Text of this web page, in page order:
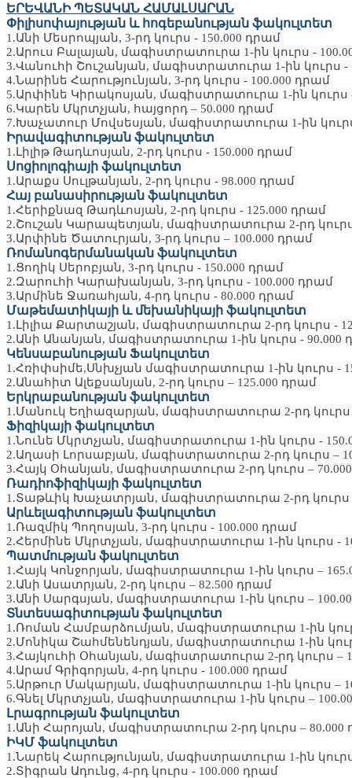
ԵՐԵՎԱՆԻ ՊԵՏԱԿԱՆ ՀԱՄԱԼՍԱՐԱՆ
Փիլիսոփայության և հոգեբանության ֆակուլտետ
1.Անի Մեսրոպյան, 3-րդ կուրս - 150.000 դրամ
2.Արուս Բալայան, մագիստրատուրա 1-ին կուրս -
3.Վանուհի Շուշանյան, մագիստրատուրա 1-ին կուրս -
4.Նարինե Հարությունյան, 3-րդ կուրս - 100.000 դրամ
5.Արփինե Կիրակոսյան, մագիստրատուրա 1-ին կուրս
6.Կարեն Մկրտչյան, հայցորդ – 50.000 դրամ
7.Խաչատուր Մովսեսյան, մագիստրատուրա 1-ին
Իրավագիտության ֆակուլտետ
1.Լիլիթ Թադևոսյան, 2-րդ կուրս - 150.000 դրամ
Սոցիոլոգիայի ֆակուլտետ
1.Արաքս Սուլթանյան, 2-րդ կուրս - 98.000 դրամ
Հայ բանասիրության ֆակուլտետ
1.Հերիքնազ Թադևոսյան, 2-րդ կուրս - 125.000 դրամ
2.Շուշան Կարապետյան, մագիստրատուրա 2-րդ կուրս
3.Արփինե Ծատուրյան, 3-րդ կուրս – 100.000 դրամ
Ռոմանոգերմանական ֆակուլտետ
1.Ցողիկ Սերոբյան, 3-րդ կուրս - 150.000 դրամ
2.Զարուհի Կարախանյան, 3-րդ կուրս - 100.000 դրամ
3.Արմինե Ջառահյան, 4-րդ կուրս - 80.000 դրամ
Մաթեմատիկայի և մեխանիկայի ֆակուլտետ
1.Լիլիա Քարտաշյան, մագիստրատուրա 2-րդ կուրս -
2.Անի Անանյան, մագիստրատուրա 1-ին կուրս - 90.000
Կենսաբանության Ֆակուլտետ
1.Հռիփսիմե,Սնխչյան մագիստրատուրա 1-ին կուրս -
2.Անահիտ Ալեքսանյան, 2-րդ կուրս – 125.000 դրամ
Երկրաբանության ֆակուլտետ
1.Մանուկ Եղիազարյան, մագիստրատուրա 2-րդ կուրս
Ֆիզիկայի ֆակուլտետ
1.Նունե Մկրտչյան, մագիստրատուրա 1-ին կուրս -
2.Աղասի Լորսաբյան, մագիստրատուրա 2-րդ կուրս –
3.Հայկ Օհանյան, մագիստրատուրա 2-րդ կուրս –
Ռադիոֆիզիկայի ֆակուլտետ
1.Տաթևիկ Խաչատրյան, մագիստրատուրա 2-րդ կուրս
Արևելագիտության ֆակուլտետ
1.Ռազմիկ Պողոսյան, 3-րդ կուրս - 100.000 դրամ
2.Հերմինե Մկրտչյան, մագիստրատուրա 1-ին կուրս -
Պատմության ֆակուլտետ
1.Հայկ Կոնջորյան, մագիստրատուրա 1-ին կուրս –
2.Անի Ասատրյան, 2-րդ կուրս – 82.500 դրամ
3.Անի Սարգսյան, մագիստրատուրա 1-ին կուրս –
Տնտեսագիտության ֆակուլտետ
1.Ռոման Համբարձումյան, մագիստրատուրա 1-ին
2.Մոնիկա Շահմենենդյան, մագիստրատուրա 1-ին
3.Հայկուհի Օհանյան, մագիստրատուրա 2-րդ կուրս –
4.Արամ Գրիգորյան, 4-րդ կուրս - 100.000 դրամ
5.Արթուր Մակարյան, մագիստրատուրա 1-ին կուրս –
6.Գնել Մկրտչյան, մագիստրատուրա 1-ին կուրս –
Լրագրության ֆակուլտետ
1.Անի Հարոյան, մագիստրատուրա 2-րդ կուրս –
ԻԿՄ ֆակուլտետ
1.Նարեկ Հարությունյան, մագիստրատուրա 1-ին
2.Տիգրան Ադունց, 4-րդ կուրս - 100.000 դրամ